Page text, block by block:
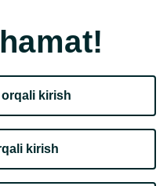
kirish​
kirish